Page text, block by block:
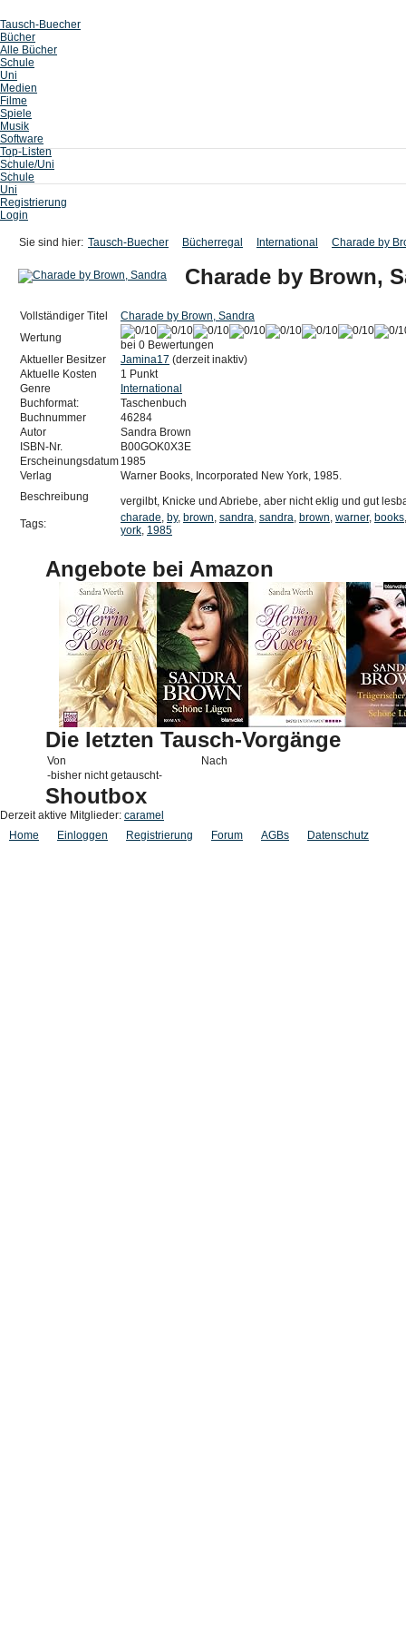
Tausch-Buecher
Bücher
Alle Bücher
Schule
Uni
Medien
Filme
Spiele
Musik
Software
Top-Listen
Schule/Uni
Schule
Uni
Registrierung
Login
Sie sind hier: Tausch-Buecher Bücherregal International Charade by
Charade by Brown,
Vollständiger Titel
Charade by Brown, Sandra
Wertung
bei 0 Bewertungen
Aktueller Besitzer
Jamina17 (derzeit inaktiv)
Aktuelle Kosten
1 Punkt
Genre
International
Buchformat:
Taschenbuch
Buchnummer
46284
Autor
Sandra Brown
ISBN-Nr.
B00GOK0X3E
Erscheinungsdatum 1985
Verlag
Warner Books, Incorporated New York, 1985.
Beschreibung
vergilbt, Knicke und Abriebe, aber nicht eklig und gut
Tags:
charade, by, brown, sandra, sandra, brown, warner, books
york, 1985
Angebote bei Amazon
Die letzten Tausch-Vorgänge
Von
Nach
-bisher nicht getauscht-
Shoutbox
Derzeit aktive Mitglieder: caramel
Home
Einloggen Registrierung Forum AGBs Datenschutz